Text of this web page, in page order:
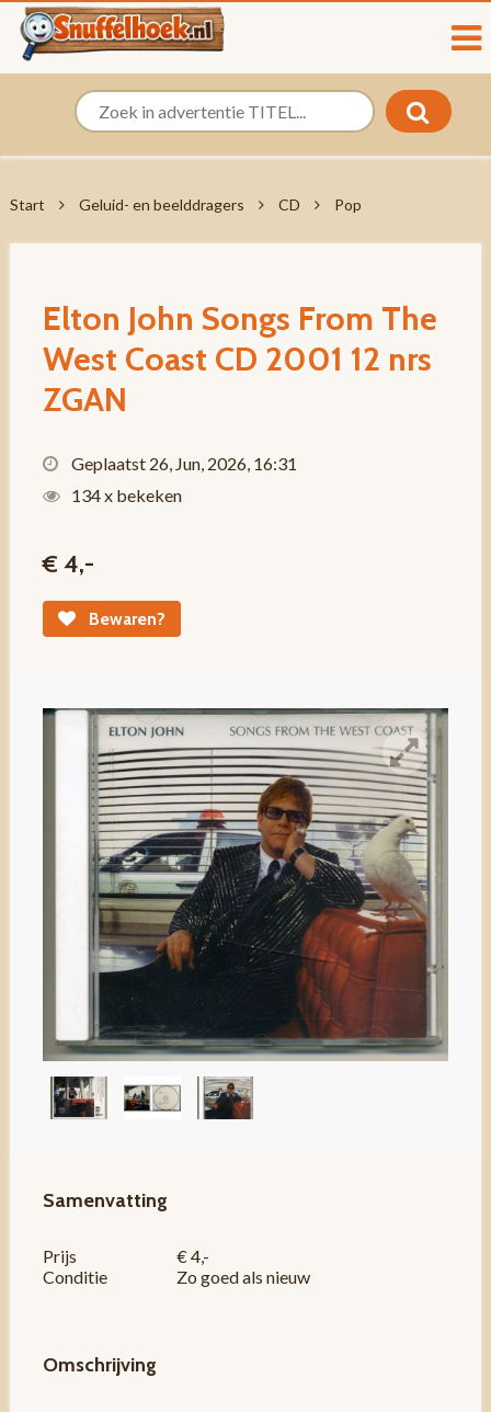
Start Geluid- en beelddragers CD Pop
Elton John Songs From The
West Coast CD 2001 12 nrs
ZGAN
Geplaatst 26, Jun, 2026, 16:31
134 x bekeken
€ 4,-
Bewaren?
Samenvatting
Prijs
€ 4,-
Conditie
Zo goed als nieuw
Omschrijving